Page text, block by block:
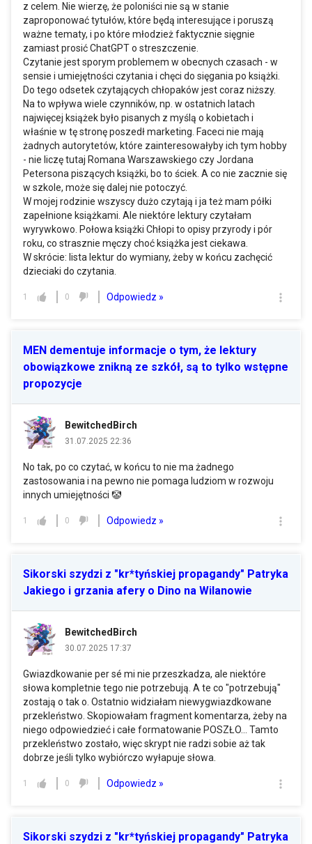
z celem. Nie wierzę, że poloniści nie są w stanie
zaproponować tytułów, które będą interesujące i poruszą
ważne tematy, i po które młodzież faktycznie sięgnie
zamiast prosić ChatGPT o streszczenie.
Czytanie jest sporym problemem w obecnych czasach - w
sensie i umiejętności czytania i chęci do sięgania po książki.
Do tego odsetek czytających chłopaków jest coraz niższy.
Na to wpływa wiele czynników, np. w ostatnich latach
najwięcej książek było pisanych z myślą o kobietach i
właśnie w tę stronę poszedł marketing. Faceci nie mają
żadnych autorytetów, które zainteresowałyby ich tym hobby
- nie liczę tutaj Romana Warszawskiego czy Jordana
Petersona piszących książki, bo to ściek. A co nie zacznie się
w szkole, może się dalej nie potoczyć.
W mojej rodzinie wszyscy dużo czytają i ja też mam półki
zapełnione książkami. Ale niektóre lektury czytałam
wyrywkowo. Połowa książki Chłopi to opisy przyrody i pór
roku, co strasznie męczy choć książka jest ciekawa.
W skrócie: lista lektur do wymiany, żeby w końcu zachęcić
dzieciaki do czytania.
1 0 Odpowiedz »
MEN dementuje informacje o tym, że lektury
obowiązkowe znikną ze szkół, są to tylko wstępne
propozycje
BewitchedBirch
31.07.2025 22:36
No tak, po co czytać, w końcu to nie ma żadnego
zastosowania i na pewno nie pomaga ludziom w rozwoju
innych umiejętności 🤡
1 0 Odpowiedz »
Sikorski szydzi z "kr*tyńskiej propagandy" Patryka
Jakiego i grzania afery o Dino na Wilanowie
BewitchedBirch
30.07.2025 17:37
Gwiazdkowanie per sé mi nie przeszkadza, ale niektóre
słowa kompletnie tego nie potrzebują. A te co "potrzebują"
zostają o tak o. Ostatnio widziałam niewygwiazdkowane
przekleństwo. Skopiowałam fragment komentarza, żeby na
niego odpowiedzieć i całe formatowanie POSZŁO... Tamto
przekleństwo zostało, więc skrypt nie radzi sobie aż tak
dobrze jeśli tylko wybiórczo wyłapuje słowa.
1 0 Odpowiedz »
Sikorski szydzi z "kr*tyńskiej propagandy" Patryka